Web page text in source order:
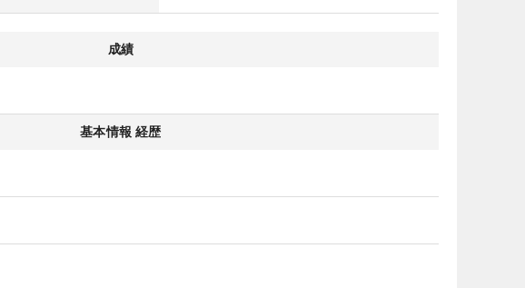
成績
基本情報 経歴